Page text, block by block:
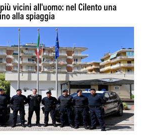
vicini all'uomo: nel Cilento una
alla spiaggia